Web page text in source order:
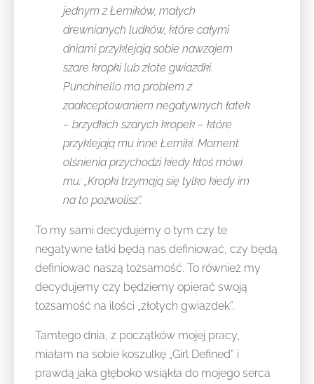
jednym z Łemików, małych
drewnianych ludków, które całymi
dniami przyklejają sobie nawzajem
szare kropki lub złote gwiazdki.
Punchinello ma problem z
zaakceptowaniem negatywnych łatek
– brzydkich szarych kropek – które
przyklejają mu inne Łemiki. Moment
olśnienia przychodzi kiedy ktoś mówi
mu: „Kropki trzymają się tylko kiedy im
na to pozwolisz”.
To my sami decydujemy o tym czy te
negatywne łatki będą nas definiować, czy będą
definiować naszą tożsamość. To również my
decydujemy czy będziemy opierać swoją
tożsamość na ilości „złotych gwiazdek”.
Tamtego dnia, z początków mojej pracy,
miałam na sobie koszulkę „Girl Defined” i
prawdą jaka głęboko wsiąkła do mojego serca